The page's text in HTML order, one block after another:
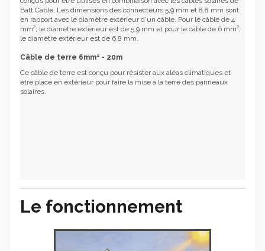
Batt Cable. Les dimensions des connecteurs 5,9 mm et 8,8 mm sont
en rapport avec le diamètre extérieur d'un câble. Pour le câble de 4
mm², le diamètre extérieur est de 5,9 mm et pour le câble de 6 mm²,
le diamètre extérieur est de 6,8 mm.
Câble de terre 6mm² - 20m
Ce câble de terre est conçu pour résister aux aléas climatiques et
être placé en extérieur pour faire la mise à la terre des panneaux
solaires.
Le fonctionnement